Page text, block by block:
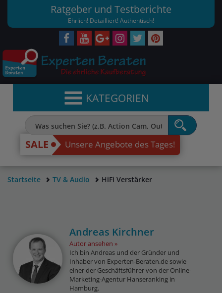
Ratgeber und Testberichte
Ehrlich! Detailliert! Authentisch!
KATEGORIEN
SALE Unsere Angebote des Tages!
Startseite TV & Audio HiFi Verstärker
Andreas Kirchner
Autor ansehen
Ich bin Andreas und der Gründer und
Inhaber von Experten-Beraten.de sowie
einer der Geschäftsführer von der Online-
Marketing-Agentur Hanseranking in
Hamburg.